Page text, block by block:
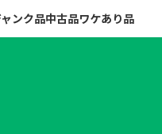
ャンク品中古品ワケあり品